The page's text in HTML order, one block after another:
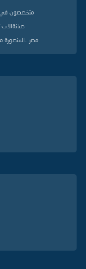
متخصصون في
مصر ..المنصورة موبايل